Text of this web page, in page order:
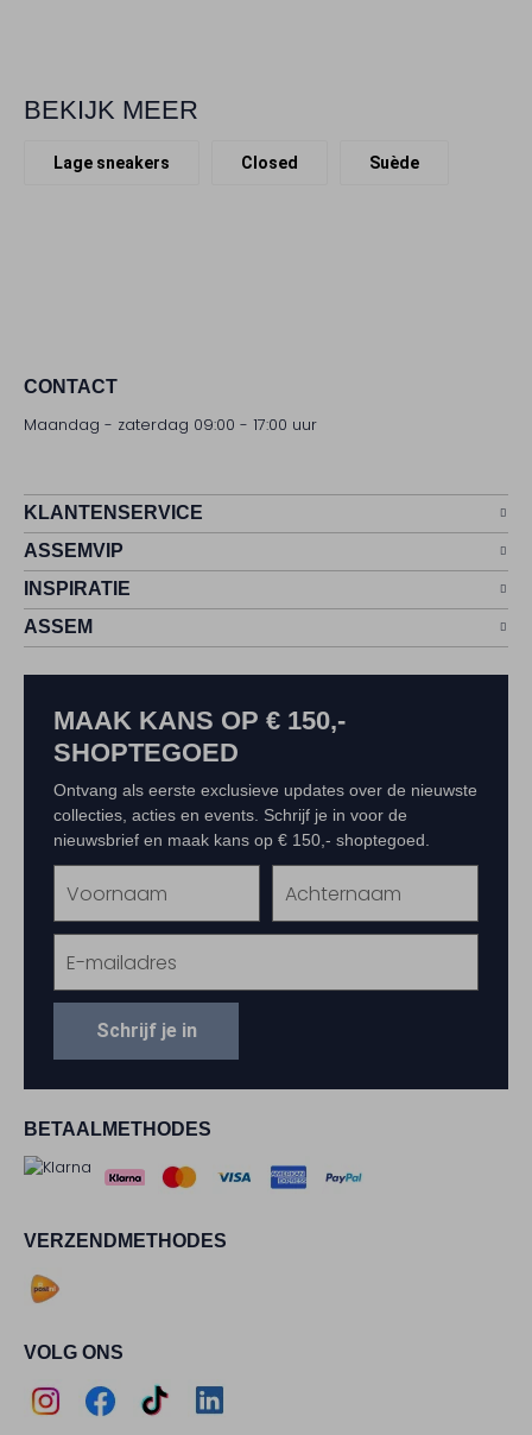
BEKIJK MEER
Lage sneakers Closed Suède
CONTACT
Maandag - zaterdag 09:00 - 17:00 uur
KLANTENSERVICE
ASSEMVIP
INSPIRATIE
ASSEM
BETAALMETHODES
VERZENDMETHODES
VOLG ONS
MAAK KANS OP € 150,-
SHOPTEGOED
Ontvang als eerste exclusieve updates over de nieuwste
collecties, acties en events. Schrijf je in voor de
nieuwsbrief en maak kans op € 150,- shoptegoed.
Schrijf je in